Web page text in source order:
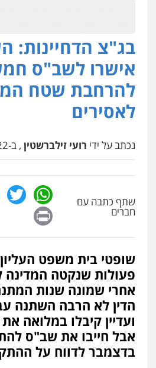
עו"ד איהאב
פלילי מעצרים
אסירים
0505216700
0547342002
כלכלי צווארון
אסירים אזרחי
0528488515
פלילי פשיעה חמורה
קטינים
0538788878
עו"ד אסף דוק
פלילי עבירות מין
חמורה חקירות
0526885006
בג"צ הדחיינות:
אישרו לשב"ס
להרחבת שטח
לאסירים
נכתב על ידי רועי זילברשטין , ב-29/12/2022 22:13
שתף כתבה עם
חברים
שופטי בית משפט העליון
פעולות שנקטה המדינה
אחרי שמונה שנות
הדין לא הרבה השתנה
ועדיין קיבלו במלואה
אבל חייבו את שב"ס
בדצמבר לדווח על